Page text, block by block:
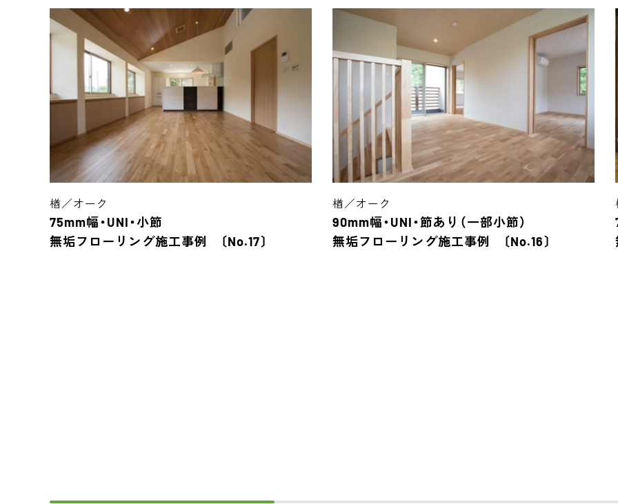
楢／オーク
75mm幅・UNI・小節
無垢フローリング施工事例 〔No.17〕
楢／オーク
90mm幅・UNI・節あり（一部小節）
無垢フローリング施工事例 〔No.16〕